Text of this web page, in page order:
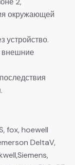
окружающей
устройство.
внешние
fox, hoewell
DeltaV,